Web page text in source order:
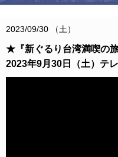
2023/09/30 （土）
★『新ぐるり台湾満喫の
2023年9月30日（土）テ